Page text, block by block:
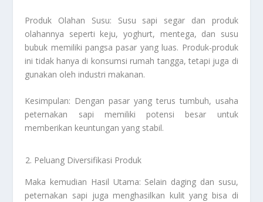
Produk Olahan Susu: Susu sapi segar dan produk
olahannya seperti keju, yoghurt, mentega, dan susu
bubuk memiliki pangsa pasar yang luas. Produk-produk
ini tidak hanya di konsumsi rumah tangga, tetapi juga di
gunakan oleh industri makanan.
Kesimpulan: Dengan pasar yang terus tumbuh, usaha
peternakan sapi memiliki potensi besar untuk
memberikan keuntungan yang stabil.
Peluang Diversifikasi Produk
Maka kemudian Hasil Utama: Selain daging dan susu,
peternakan sapi juga menghasilkan kulit yang bisa di